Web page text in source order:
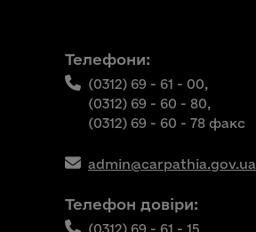
Телефони:
(0312) 69 - 61 - 00,
(0312) 69 - 60 - 80,
(0312) 69 - 60 - 78 факс
admin@carpathia.gov.ua
Телефон довіри:
(0312) 69 - 61 - 15